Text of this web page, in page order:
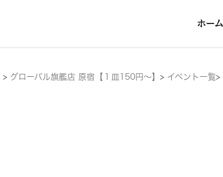
> グローバル旗艦店 原宿【１皿150円～】 > イベント一覧>